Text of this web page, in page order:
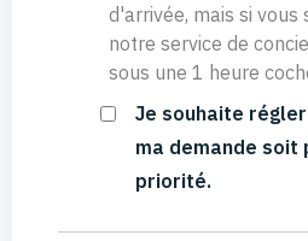
d'arrivée, mais si
notre service de
sous une 1 heure
Je souhaite
ma demande soit
priorité.